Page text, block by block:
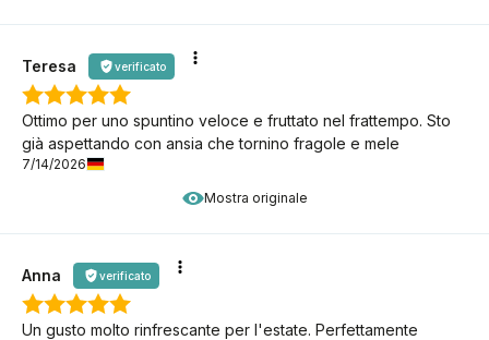
Mostra originale
Teresa verificato
Ottimo per uno spuntino veloce e fruttato nel frattempo. Sto
già aspettando con ansia che tornino fragole e mele
7/14/2026
Anna verificato
Un gusto molto rinfrescante per l'estate. Perfettamente